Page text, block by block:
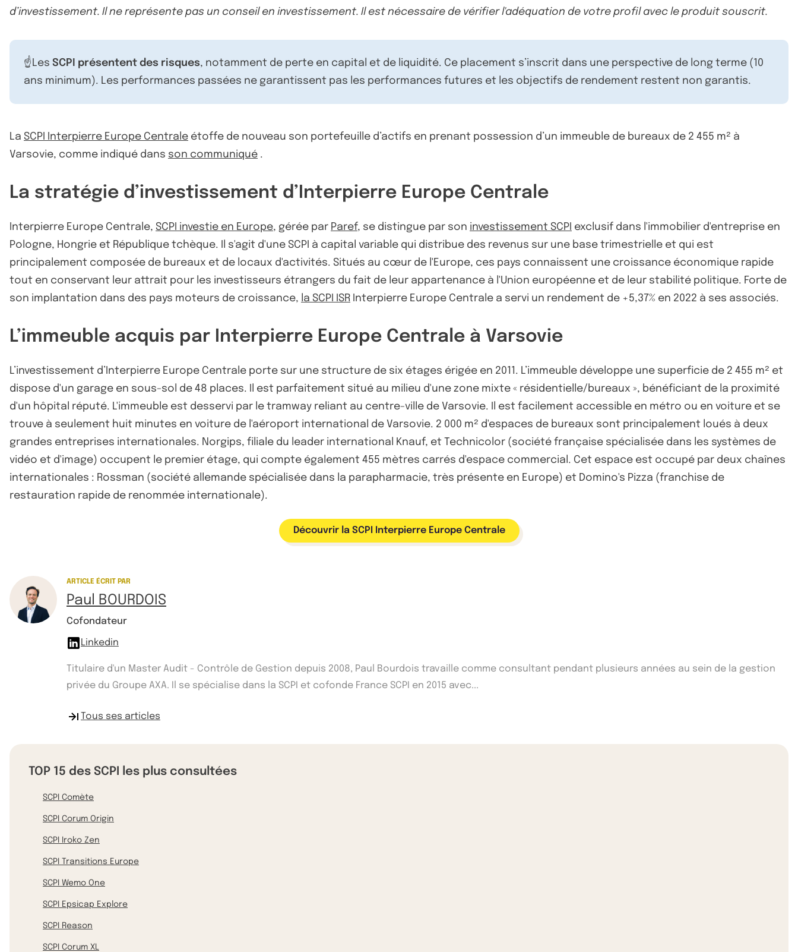
d’investissement. Il ne représente pas un conseil en investissement. Il est nécessaire de vérifier l'adéquation de votre profil avec le produit souscrit.
☝️Les SCPI présentent des risques, notamment de perte en capital et de liquidité. Ce placement s’inscrit dans une perspective de long terme (10
ans minimum). Les performances passées ne garantissent pas les performances futures et les objectifs de rendement restent non garantis.
La SCPI Interpierre Europe Centrale étoffe de nouveau son portefeuille d’actifs en prenant possession d’un immeuble de bureaux de 2 455 m² à
Varsovie, comme indiqué dans son communiqué .
La stratégie d’investissement d’Interpierre Europe Centrale
Interpierre Europe Centrale, SCPI investie en Europe, gérée par Paref, se distingue par son investissement SCPI exclusif dans l'immobilier d'entreprise en
Pologne, Hongrie et République tchèque. Il s'agit d'une SCPI à capital variable qui distribue des revenus sur une base trimestrielle et qui est
principalement composée de bureaux et de locaux d'activités. Situés au cœur de l'Europe, ces pays connaissent une croissance économique rapide
tout en conservant leur attrait pour les investisseurs étrangers du fait de leur appartenance à l'Union européenne et de leur stabilité politique. Forte de
son implantation dans des pays moteurs de croissance, la SCPI ISR Interpierre Europe Centrale a servi un rendement de +5,37% en 2022 à ses associés.
L’immeuble acquis par Interpierre Europe Centrale à Varsovie
L’investissement d’Interpierre Europe Centrale porte sur une structure de six étages érigée en 2011. L’immeuble développe une superficie de 2 455 m² et
dispose d'un garage en sous-sol de 48 places. Il est parfaitement situé au milieu d'une zone mixte « résidentielle/bureaux », bénéficiant de la proximité
d'un hôpital réputé. L'immeuble est desservi par le tramway reliant au centre-ville de Varsovie. Il est facilement accessible en métro ou en voiture et se
trouve à seulement huit minutes en voiture de l'aéroport international de Varsovie. 2 000 m² d'espaces de bureaux sont principalement loués à deux
grandes entreprises internationales. Norgips, filiale du leader international Knauf, et Technicolor (société française spécialisée dans les systèmes de
vidéo et d'image) occupent le premier étage, qui compte également 455 mètres carrés d'espace commercial. Cet espace est occupé par deux chaînes
internationales : Rossman (société allemande spécialisée dans la parapharmacie, très présente en Europe) et Domino's Pizza (franchise de
restauration rapide de renommée internationale).
Découvrir la SCPI Interpierre Europe Centrale
ARTICLE ÉCRIT PAR
Paul BOURDOIS
Cofondateur
Linkedin
Titulaire d'un Master Audit - Contrôle de Gestion depuis 2008, Paul Bourdois travaille comme consultant pendant plusieurs années au sein de la gestion
privée du Groupe AXA. Il se spécialise dans la SCPI et cofonde France SCPI en 2015 avec...
Tous ses articles
TOP 15 des SCPI les plus consultées
SCPI Comète
SCPI Corum Origin
SCPI Iroko Zen
SCPI Transitions Europe
SCPI Wemo One
SCPI Epsicap Explore
SCPI Reason
SCPI Corum XL